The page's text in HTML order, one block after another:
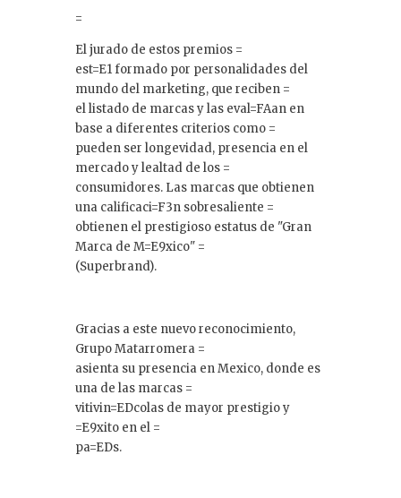
=
El jurado de estos premios =
est=E1 formado por personalidades del
mundo del marketing, que reciben =
el listado de marcas y las eval=FAan en
base a diferentes criterios como =
pueden ser longevidad, presencia en el
mercado y lealtad de los =
consumidores. Las marcas que obtienen
una calificaci=F3n sobresaliente =
obtienen el prestigioso estatus de "Gran
Marca de M=E9xico" =
(Superbrand).
Gracias a este nuevo reconocimiento,
Grupo Matarromera =
asienta su presencia en Mexico, donde es
una de las marcas =
vitivin=EDcolas de mayor prestigio y
=E9xito en el =
pa=EDs.